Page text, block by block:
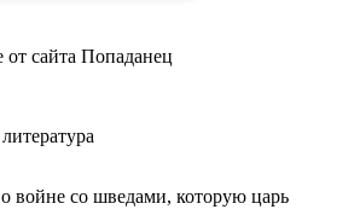
сайта Попаданец
войне со шведами, которую царь